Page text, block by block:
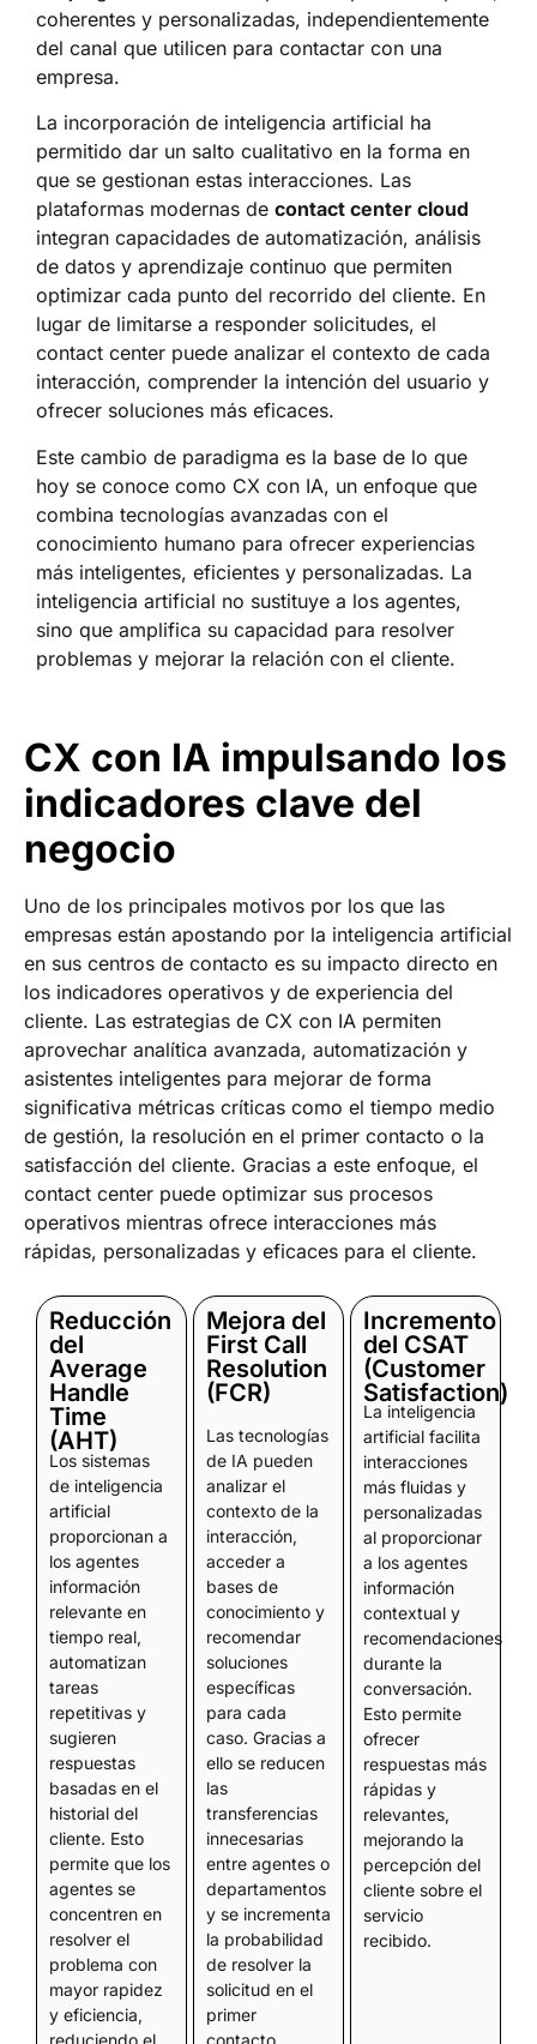
coherentes y personalizadas, independientemente
del canal que utilicen para contactar con una
empresa.
La incorporación de inteligencia artificial ha
permitido dar un salto cualitativo en la forma en
que se gestionan estas interacciones. Las
plataformas modernas de contact center cloud
integran capacidades de automatización, análisis
de datos y aprendizaje continuo que permiten
optimizar cada punto del recorrido del cliente. En
lugar de limitarse a responder solicitudes, el
contact center puede analizar el contexto de cada
interacción, comprender la intención del usuario y
ofrecer soluciones más eficaces.
Este cambio de paradigma es la base de lo que
hoy se conoce como CX con IA, un enfoque que
combina tecnologías avanzadas con el
conocimiento humano para ofrecer experiencias
más inteligentes, eficientes y personalizadas. La
inteligencia artificial no sustituye a los agentes,
sino que amplifica su capacidad para resolver
problemas y mejorar la relación con el cliente.
CX con IA impulsando los
indicadores clave del
negocio
Uno de los principales motivos por los que las
empresas están apostando por la inteligencia artificial
en sus centros de contacto es su impacto directo en
los indicadores operativos y de experiencia del
cliente. Las estrategias de CX con IA permiten
aprovechar analítica avanzada, automatización y
asistentes inteligentes para mejorar de forma
significativa métricas críticas como el tiempo medio
de gestión, la resolución en el primer contacto o la
satisfacción del cliente. Gracias a este enfoque, el
contact center puede optimizar sus procesos
operativos mientras ofrece interacciones más
rápidas, personalizadas y eficaces para el cliente.
Reducción
del
Average
Handle
Time
(AHT)​
Los sistemas
de inteligencia
artificial
proporcionan a
los agentes
información
relevante en
tiempo real,
automatizan
tareas
repetitivas y
sugieren
respuestas
basadas en el
historial del
cliente. Esto
permite que los
agentes se
concentren en
resolver el
problema con
mayor rapidez
y eficiencia,
reduciendo el
Mejora del
First Call
Resolution
(FCR)
Las tecnologías
de IA pueden
analizar el
contexto de la
interacción,
acceder a
bases de
conocimiento y
recomendar
soluciones
específicas
para cada
caso. Gracias a
ello se reducen
las
transferencias
innecesarias
entre agentes o
departamentos
y se incrementa
la probabilidad
de resolver la
solicitud en el
primer
contacto.
Incremento
del CSAT
(Customer
Satisfaction)
La inteligencia
artificial facilita
interacciones
más fluidas y
personalizadas
al proporcionar
a los agentes
información
contextual y
recomendaciones
durante la
conversación.
Esto permite
ofrecer
respuestas más
rápidas y
relevantes,
mejorando la
percepción del
cliente sobre el
servicio
recibido.